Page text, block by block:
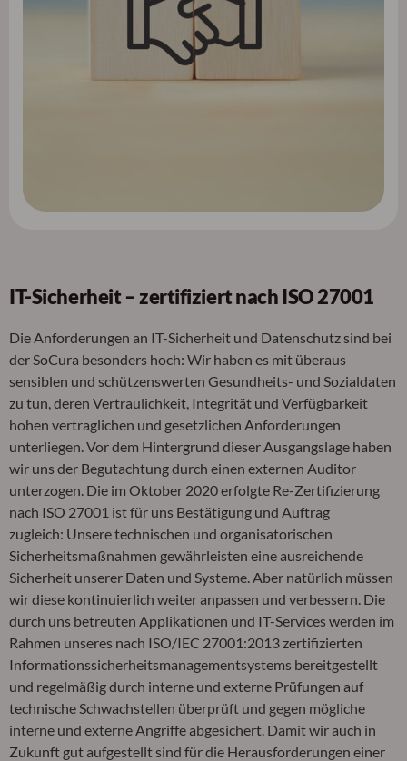
IT-Sicherheit – zertifiziert nach ISO 27001
Die Anforderungen an IT-Sicherheit und Datenschutz sind bei
der SoCura besonders hoch: Wir haben es mit überaus
sensiblen und schützenswerten Gesundheits- und Sozialdaten
zu tun, deren Vertraulichkeit, Integrität und Verfügbarkeit
hohen vertraglichen und gesetzlichen Anforderungen
unterliegen. Vor dem Hintergrund dieser Ausgangslage haben
wir uns der Begutachtung durch einen externen Auditor
unterzogen. Die im Oktober 2020 erfolgte Re-Zertifizierung
nach ISO 27001 ist für uns Bestätigung und Auftrag
zugleich: Unsere technischen und organisatorischen
Sicherheitsmaßnahmen gewährleisten eine ausreichende
Sicherheit unserer Daten und Systeme. Aber natürlich müssen
wir diese kontinuierlich weiter anpassen und verbessern. Die
durch uns betreuten Applikationen und IT-Services werden im
Rahmen unseres nach ISO/IEC 27001:2013 zertifizierten
Informationssicherheitsmanagementsystems bereitgestellt
und regelmäßig durch interne und externe Prüfungen auf
technische Schwachstellen überprüft und gegen mögliche
interne und externe Angriffe abgesichert. Damit wir auch in
Zukunft gut aufgestellt sind für die Herausforderungen einer